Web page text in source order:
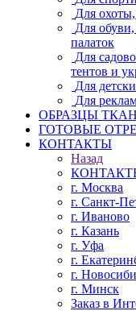
Для
Для
палаток
Для
тентов и
Для
Для
ОБРАЗЦЫ
ГОТОВЫЕ
КОНТАКТЫ
Назад
г. Москва
г. Санкт-
г. Иваново
г. Казань
г. Уфа
г.
г.
г. Минск
Заказ в